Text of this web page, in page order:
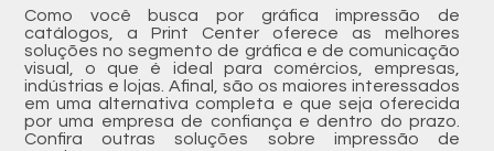
Como você busca por gráfica impressão de
catálogos, a Print Center oferece as melhores
soluções no segmento de gráfica e de comunicação
visual, o que é ideal para comércios, empresas,
indústrias e lojas. Afinal, são os maiores interessados
em uma alternativa completa e que seja oferecida
por uma empresa de confiança e dentro do prazo.
Confira outras soluções sobre impressão de